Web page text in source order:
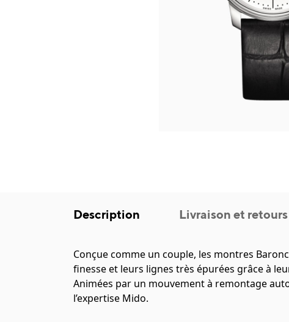
Description Livraison et retours
Conçue comme un couple, les montres
finesse et leurs lignes très épurées grâce à
Animées par un mouvement à remontage
l’expertise Mido.